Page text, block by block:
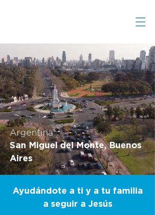
Argentina
San Miguel del Monte, Buenos
Aires
Ayudándote a ti y a tu familia
a seguir a Jesús